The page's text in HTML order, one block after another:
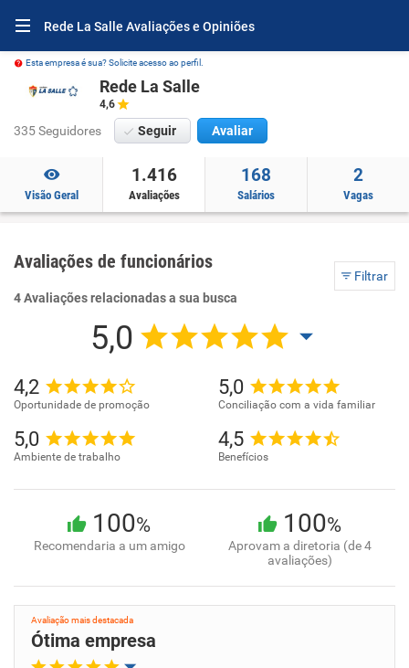
Rede La Salle Avaliações e Opiniões
Esta empresa é sua? Solicite acesso ao perfil.
Rede La Salle
4,6
335 Seguidores Seguir Avaliar
Visão Geral
1.416
Avaliações
168
Salários
2
Vagas
Avaliações de funcionários
Filtrar
4 Avaliações relacionadas a sua busca
5,0
4,2
Oportunidade de promoção
5,0
Conciliação com a vida familiar
5,0
Ambiente de trabalho
4,5
Benefícios
100%
Recomendaria a um amigo
100%
Aprovam a diretoria (de 4
avaliações)
Avaliação mais destacada
Ótima empresa